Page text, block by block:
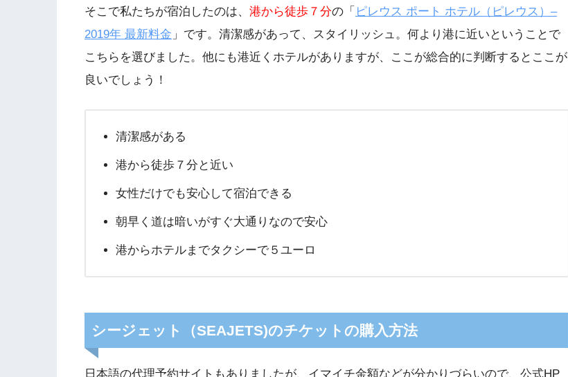
そこで私たちが宿泊したのは、 港から徒歩７分の「 ピレウス ポート ホテル（ピレウス）–
2019年 最新料金 」です。清潔感があって、スタイリッシュ。何より港に近いということで
こちらを選びました。他にも港近くホテルがありますが、ここが総合的に判断するとここが
良いでしょう！
清潔感がある
港から徒歩７分と近い
女性だけでも安心して宿泊できる
朝早く道は暗いがすぐ大通りなので安心
港からホテルまでタクシーで５ユーロ
シージェット（SEAJETS)のチケットの購入方法
日本語の代理予約サイトもありましたが、イマイチ金額などが分かりづらいので、公式HP